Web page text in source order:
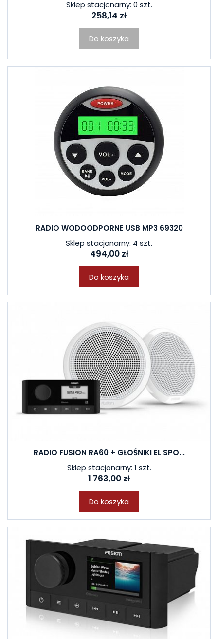
Sklep stacjonarny: 0 szt.
258,14 zł
Do koszyka
RADIO WODOODPORNE USB MP3 69320
Sklep stacjonarny: 4 szt.
494,00 zł
Do koszyka
RADIO FUSION RA60 + GŁOŚNIKI EL SPO...
Sklep stacjonarny: 1 szt.
1 763,00 zł
Do koszyka